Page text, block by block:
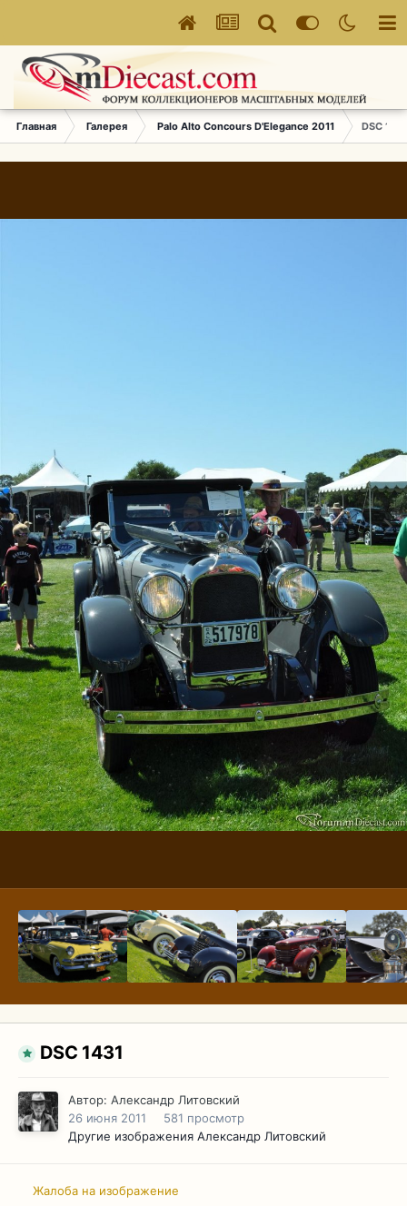
Главная Галерея Palo Alto Concours D'Elegance 2011 DSC 1431
DSC 1431
Автор: Александр Литовский
26 июня 2011
581 просмотр
Другие изображения Александр Литовский
Жалоба на изображение